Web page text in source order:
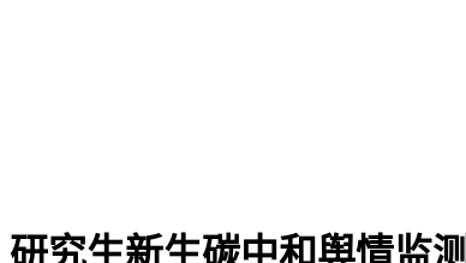
研究生新生碳中和舆情监测